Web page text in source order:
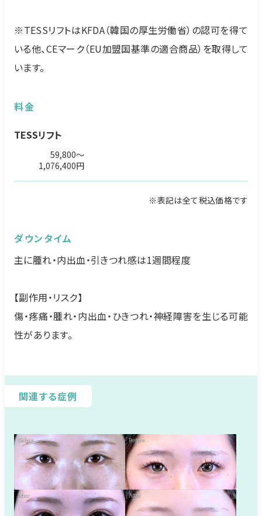
※TESSリフトはKFDA（韓国の厚生労働省）の認可を得て
いる他、CEマーク（EU加盟国基準の適合商品）を取得して
います。
料金
TESSリフト
59,800～
1,076,400円
※表記は全て税込価格です
ダウンタイム
主に腫れ・内出血・引きつれ感は1週間程度
【副作用・リスク】
傷・疼痛・腫れ・内出血・ひきつれ・神経障害を生じる可能
性があります。
関連する症例